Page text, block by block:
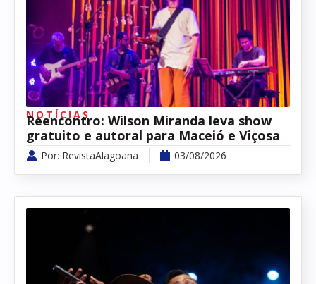
NOTÍCIAS
Reencontro: Wilson Miranda leva show
gratuito e autoral para Maceió e Viçosa
Por: RevistaAlagoana 03/08/2026